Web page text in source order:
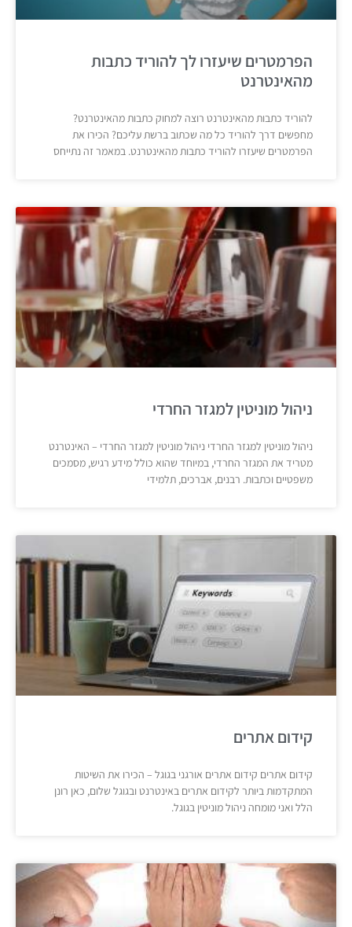
הפרמטרים שיעזרו לך להוריד כתבות
מהאינטרנט
להוריד כתבות מהאינטרנט רוצה למחוק כתבות מהאינטרנט?
מחפשים דרך להוריד כל מה שכתוב ברשת עליכם? הכירו את
הפרמטרים שיעזרו להוריד כתבות מהאינטרנט. במאמר זה נתייחס
ניהול מוניטין למגזר החרדי
ניהול מוניטין למגזר החרדי ניהול מוניטין למגזר החרדי – האינטרנט
מטריד את המגזר החרדי, במיוחד שהוא כולל מידע רגיש, מסמכים
משפטיים וכתבות. רבנים, אברכים, תלמידי
קידום אתרים
קידום אתרים קידום אתרים אורגני בגוגל – הכירו את השיטות
המתקדמות ביותר לקידום אתרים באינטרנט ובגוגל שלום, כאן רונן
הלל ואני מומחה ניהול מוניטין בגוגל.